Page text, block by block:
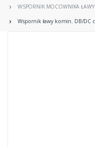
WSPORNIK MOCOWNIKA
Wspornik ławy komin. DB/DC